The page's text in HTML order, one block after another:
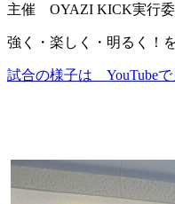
主催 OYAZI KICK実行委
強く・楽しく・明るく！
試合の様子は YouTubeで